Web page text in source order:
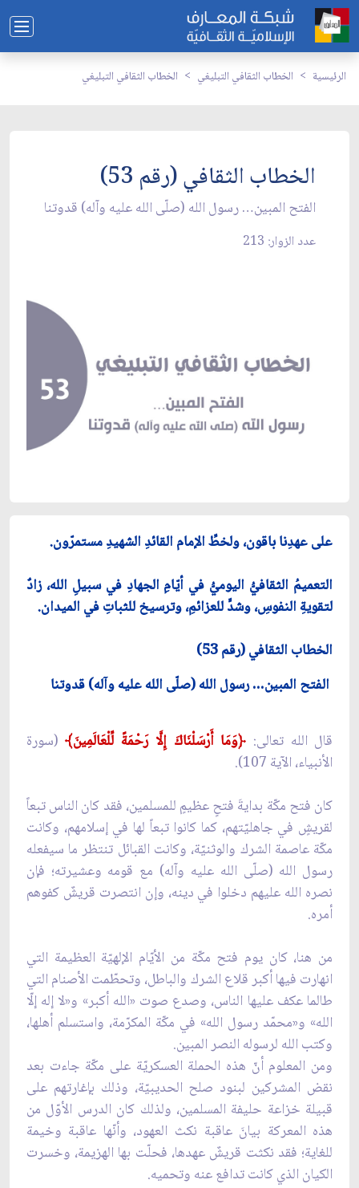
الرئيسية الخطاب الثقافي التبليغي الخطاب الثقافي التبليغي
الخطاب الثقافي (رقم 53)
الفتح المبين… رسول الله (صلّى الله عليه وآله) قدوتنا
عدد الزوار: 213
على عهدِنا باقون، ولخطِّ الإمام القائدِ الشهيدِ مستمرّون.
التعميمُ الثقافيُّ اليوميُّ في أيّامِ الجهادِ في سبيلِ الله، زادٌ
لتقويةِ النفوسِ، وشدٍّ للعزائمِ، وترسيخ للثباتِ في الميدان.
الخطاب الثقافي (رقم 53)
الفتح المبين… رسول الله (صلّى الله عليه وآله) قدوتنا
قال الله تعالى: ﴿وَمَا أَرْسَلْنَاكَ إِلَّا رَحْمَةً لِّلْعَالَمِينَ﴾(سورة
الأنبياء، الآية 107).
كان فتح مكّة بدايةَ فتحٍ عظيمٍ للمسلمين، فقد كان الناس تبعاً
لقريشٍ في جاهليّتهم، كما كانوا تبعاً لها في إسلامهم، وكانت
مكّة عاصمة الشرك والوثنيّة، وكانت القبائل تنتظر ما سيفعله
رسول الله (صلّى الله عليه وآله) مع قومه وعشيرته؛ فإن
نصره الله عليهم دخلوا في دينه، وإن انتصرت قريشٌ كفوهم
أمره.
من هنا، كان يوم فتح مكّة من الأيّام الإلهيّة العظيمة التي
انهارت فيها أكبر قلاع الشرك والباطل، وتحطّمت الأصنام التي
طالما عكف عليها الناس، وصدع صوت «الله أكبر» و«لا إله إلّا
الله» و«محمّد رسول الله» في مكّة المكرّمة، واستسلم أهلها،
وكتب الله لرسوله النصر المبين.
ومن المعلوم أنّ هذه الحملة العسكريّة على مكّة جاءت بعد
نقض المشركين لبنود صلح الحديبيّة، وذلك بإغارتهم على
قبيلة خزاعة حليفة المسلمين، ولذلك كان الدرس الأوّل من
هذه المعركة بيانَ عاقبة نكث العهود، وأنّها عاقبة وخيمة
للغاية؛ فقد نكثت قريشٌ عهدها، فحلّت بها الهزيمة، وخسرت
الكيان الذي كانت تدافع عنه وتحميه.